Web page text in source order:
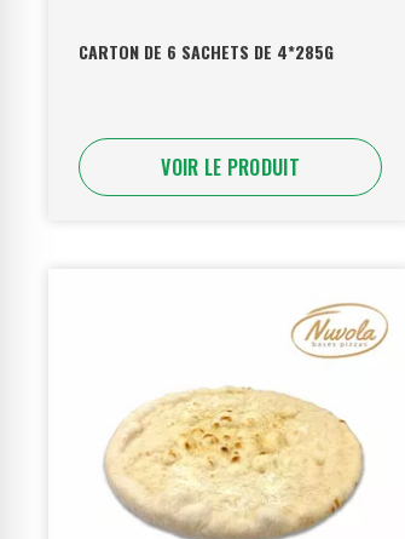
CARTON DE 6 SACHETS DE 4*285G
VOIR LE PRODUIT